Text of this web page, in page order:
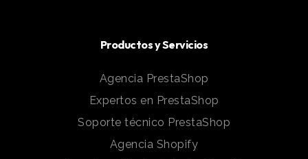
Productos y Servicios
Agencia PrestaShop
Expertos en PrestaShop
Soporte técnico PrestaShop
Agencia Shopify